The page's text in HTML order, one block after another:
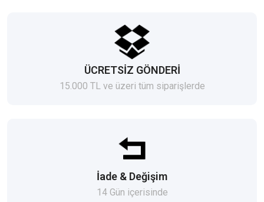
ÜCRETSİZ GÖNDERİ
15.000 TL ve üzeri tüm siparişlerde
İade & Değişim
14 Gün içerisinde